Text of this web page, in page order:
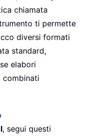
chiamata
ti permette
diversi formati
standard,
elabori
, segui questi